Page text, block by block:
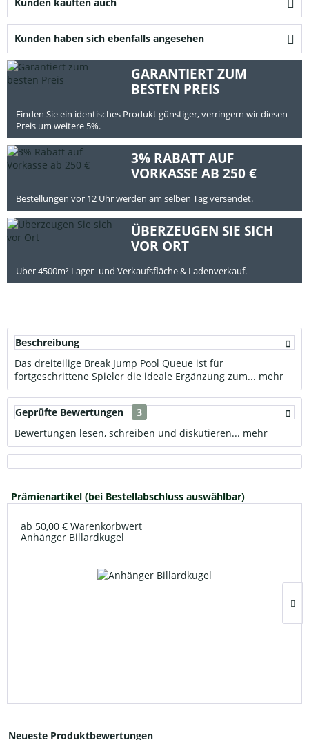
Kunden kauften auch
Kunden haben sich ebenfalls angesehen
GARANTIERT ZUM
BESTEN PREIS
Finden Sie ein identisches Produkt günstiger, verringern wir diesen
Preis um weitere 5%.
3% RABATT AUF
VORKASSE AB 250 €
Bestellungen vor 12 Uhr werden am selben Tag versendet.
ÜBERZEUGEN SIE SICH
VOR ORT
Über 4500m² Lager- und Verkaufsfläche & Ladenverkauf.
Beschreibung
Das dreiteilige Break Jump Pool Queue ist für
fortgeschrittene Spieler die ideale Ergänzung zum... mehr
Geprüfte Bewertungen
3
Bewertungen lesen, schreiben und diskutieren... mehr
Prämienartikel (bei Bestellabschluss auswählbar)
ab 50,00 € Warenkorbwert
Anhänger Billardkugel
Neueste Produktbewertungen